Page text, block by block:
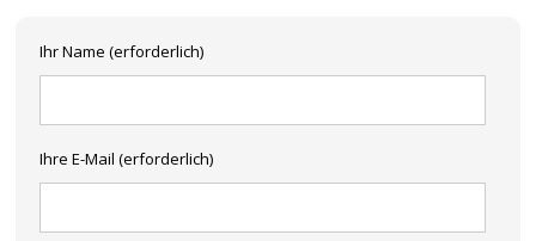
Ihr Name (erforderlich)
Ihre E-Mail (erforderlich)